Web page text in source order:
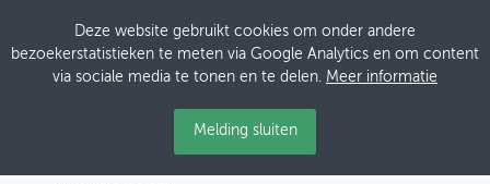
Deze website gebruikt cookies om onder andere
bezoekerstatistieken te meten via Google Analytics en om content
via sociale media te tonen en te delen. Meer informatie
Melding sluiten